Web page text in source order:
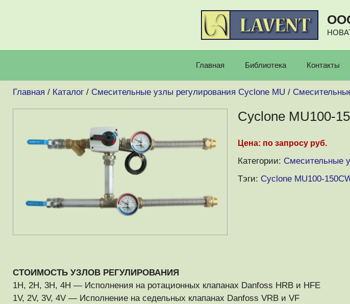
Главная Библиотека Контакты
Главная / Каталог/ Смесительные узлы регулирования Cyclone MU /
Cyclone MU100-
Цена: по запросу руб.
Категории: Смесительные
Тэги: Cyclone MU100-
СТОИМОСТЬ УЗЛОВ РЕГУЛИРОВАНИЯ
1H, 2H, 3H, 4H — Исполнения на ротационных клапанах Danfoss HRB и HFE
1V, 2V, 3V, 4V — Исполнение на седельных клапанах Danfoss VRB и VF